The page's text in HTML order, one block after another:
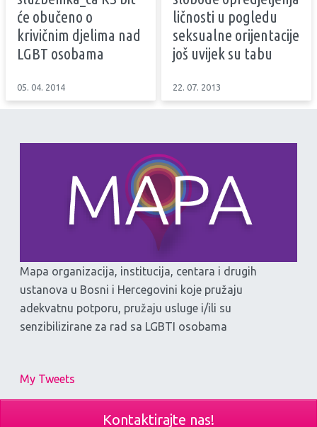
će obučeno o
krivičnim djelima nad
LGBT osobama
05. 04. 2014
ličnosti u pogledu
seksualne orijentacije
još uvijek su tabu
22. 07. 2013
Mapa organizacija, institucija, centara i drugih
ustanova u Bosni i Hercegovini koje pružaju
adekvatnu potporu, pružaju usluge i/ili su
senzibilizirane za rad sa LGBTI osobama
My Tweets
Kontaktirajte nas!